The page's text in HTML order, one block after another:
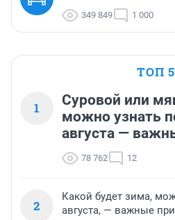
349 849 1 000
ТОП 5
1
Суровой или
можно узнать
августа —
78 762 12
2
Какой будет зима,
августа, — важные